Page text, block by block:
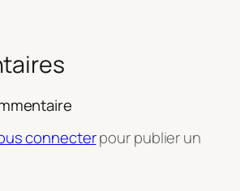
connecterpour publier un